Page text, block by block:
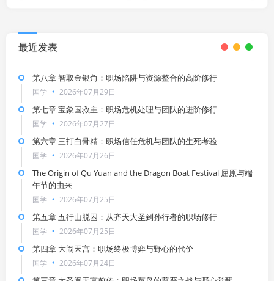
最近发表
第八章 智取金银角：职场陷阱与资源整合的高阶修行
国学 2026年07月29日
第七章 宝象国救主：职场危机处理与团队的进阶修行
国学 2026年07月27日
第六章 三打白骨精：职场信任危机与团队的生死考验
国学 2026年07月26日
The Origin of Qu Yuan and the Dragon Boat Festival 屈原与端
午节的由来
国学 2026年07月25日
第五章 五行山脱困：从齐天大圣到孙行者的职场修行
国学 2026年07月25日
第四章 大闹天宫：职场终极博弈与野心的代价
国学 2026年07月24日